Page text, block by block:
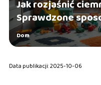
Jak rozjaśnić
Sprawdzone
Dom
Data publikacji: 2025-10-06